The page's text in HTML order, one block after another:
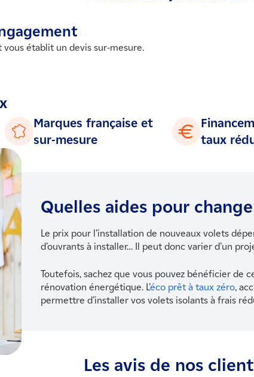
établit un devis sur-mesure.
vos travaux dans le respect des chartes de qualité et
Marques française et
sur-mesure
taux
Quelles aides pour
Le prix pour l’installation de nouveaux volets
d’ouvrants à installer… Il peut donc varier d’un
Toutefois, sachez que vous pouvez bénéficier de
rénovation énergétique. L’éco prêt à taux zéro,
permettre d’installer vos volets isolants à frais
Les avis de nos